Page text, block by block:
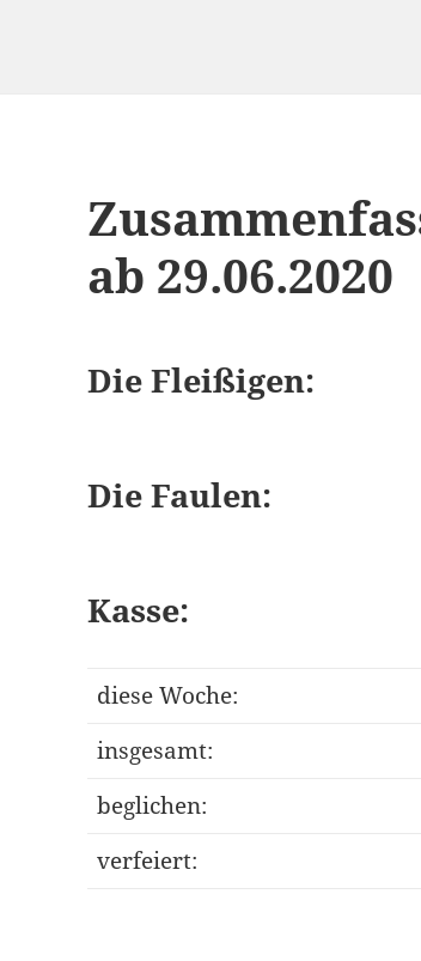
ab 29.06.2020
Die Fleißigen:
Die Faulen:
Kasse:
diese Woche:
insgesamt:
beglichen:
verfeiert: